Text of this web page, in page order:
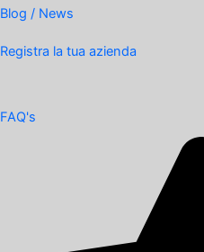
Blog / News
Registra la tua azienda
FAQ's